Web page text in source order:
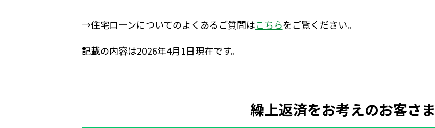
→住宅ローンについてのよくあるご質問はこちらをご覧ください。
記載の内容は2026年4月1日現在です。
繰上返済をお考えのお客さま